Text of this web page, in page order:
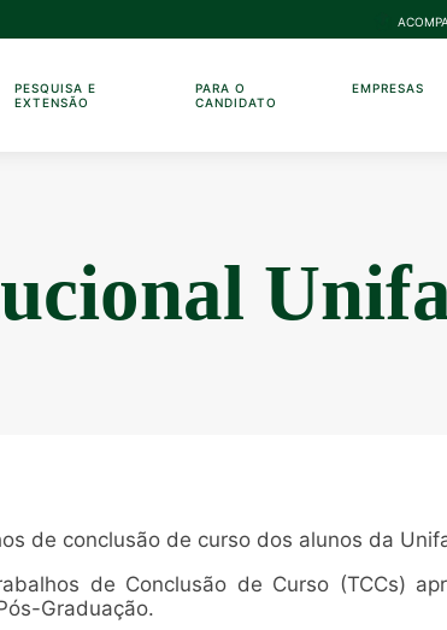
PESQUISA E
EXTENSÃO
PARA O
CANDIDATO
EMPRESAS
de conclusão de curso dos alunos da
de Conclusão de Curso (TCCs)
Graduação.